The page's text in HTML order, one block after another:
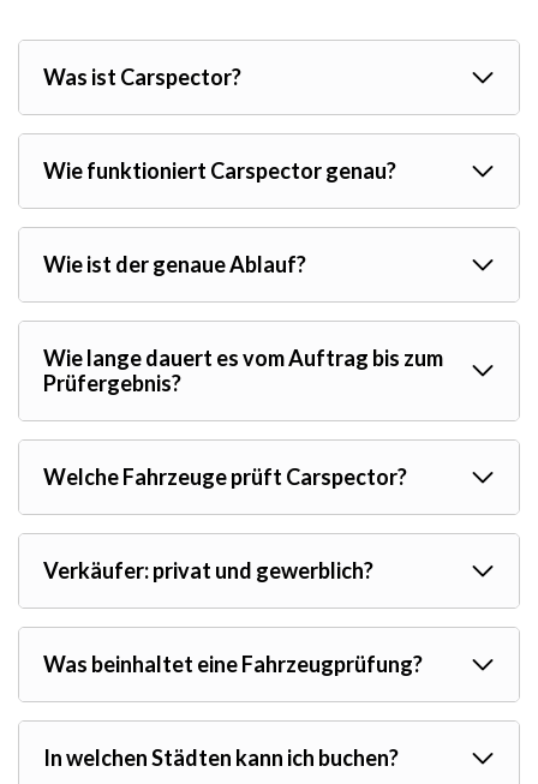
Was ist Carspector?
Wie funktioniert Carspector genau?
Wie ist der genaue Ablauf?
Wie lange dauert es vom Auftrag bis zum
Prüfergebnis?
Welche Fahrzeuge prüft Carspector?
Verkäufer: privat und gewerblich?
Was beinhaltet eine Fahrzeugprüfung?
In welchen Städten kann ich buchen?